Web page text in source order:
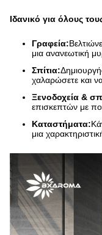
Ιδανικό για όλους
Γραφεία:
μια ανανεωτική
Σπίτια:
χαλαρώσετε και
Ξενοδοχεία &
επισκεπτών με
Καταστήματα:
μια